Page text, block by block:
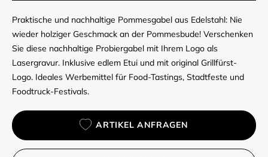
Praktische und nachhaltige Pommesgabel aus Edelstahl: Nie
wieder holziger Geschmack an der Pommesbude! Verschenken
Sie diese nachhaltige Probiergabel mit Ihrem Logo als
Lasergravur. Inklusive edlem Etui und mit original Grillfürst-
Logo. Ideales Werbemittel für Food-Tastings, Stadtfeste und
Foodtruck-Festivals.
ARTIKEL ANFRAGEN